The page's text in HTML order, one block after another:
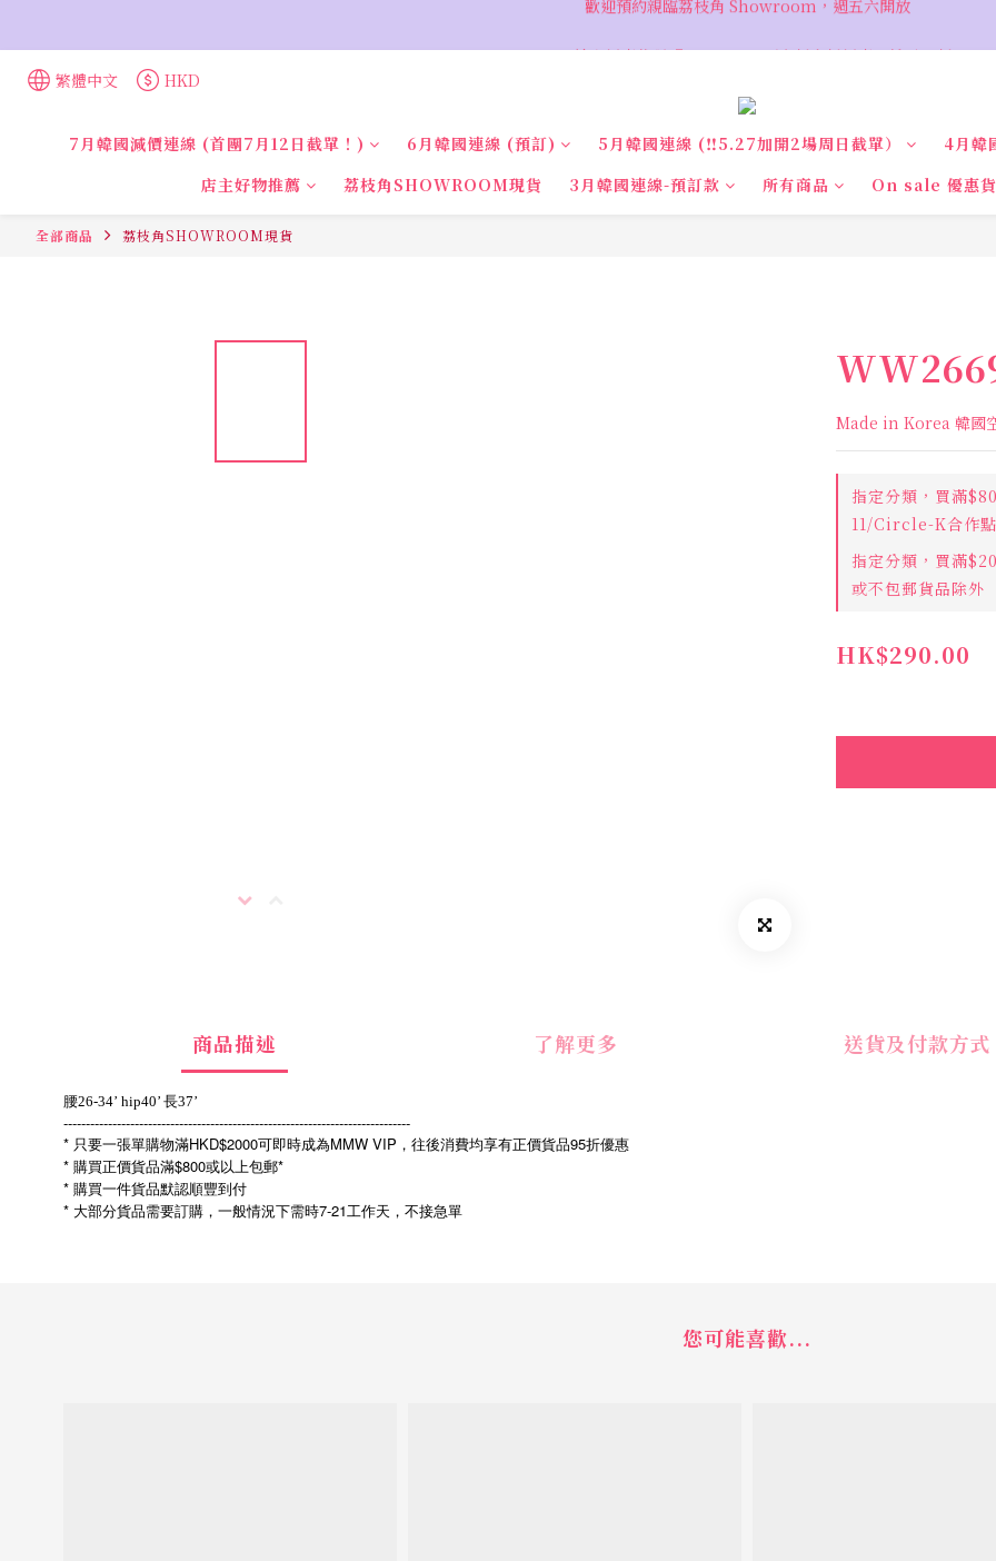
繁體中文 HKD
7月韓國減價連線 (首團7月12日截單！) 6月韓國連線 (預訂) 5月韓國連線 (‼️5.27加開2場周日截單）
4月韓
店主好物推薦
荔枝角SHOWROOM現貨 3月韓國連線-預訂款 所有商品 On sale 優惠
全部商品 荔枝角SHOWROOM現貨
Made in Korea 韓國
指定分類，買滿
11/Circle-K合作
指定分類，買滿
或不包郵貨品除外
HK$290.00
商品描述 了解更多 送貨及付款方式
腰26-34’ hip40’ 長37’
------------------------------------------------------------------------------
* 只要一張單購物滿HKD$2000可即時成為MMW VIP，往後消費均享有正價貨品95折優惠
* 購買正價貨品滿$800或以上包郵*
* 購買一件貨品默認順豐到付
* 大部分貨品需要訂購，一般情況下需時7-21工作天，不接急單
您可能喜歡...